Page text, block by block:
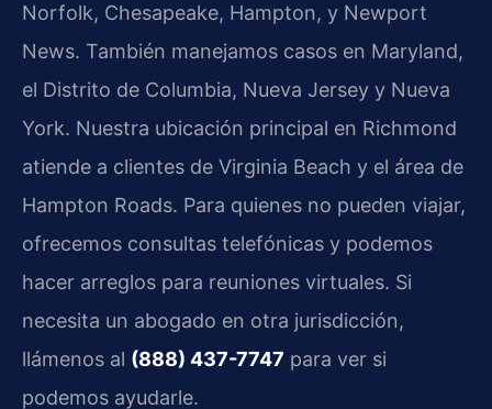
Norfolk, Chesapeake, Hampton, y Newport
News. También manejamos casos en Maryland,
el Distrito de Columbia, Nueva Jersey y Nueva
York. Nuestra ubicación principal en Richmond
atiende a clientes de Virginia Beach y el área de
Hampton Roads. Para quienes no pueden viajar,
ofrecemos consultas telefónicas y podemos
hacer arreglos para reuniones virtuales. Si
necesita un abogado en otra jurisdicción,
llámenos al (888) 437-7747 para ver si
podemos ayudarle.